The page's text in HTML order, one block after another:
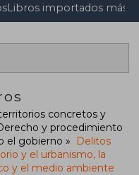
Libros importados más
concretos y
y procedimiento
el gobierno
Delitos
y el urbanismo, la
y el medio ambiente